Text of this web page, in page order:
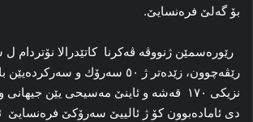
بۆ گەلێ فرەنسایێ.
رێوره‌سمێن ژنووڤە ڤەکرنا کاتێدرالا نۆتردام
رێڤه‌چوون، زێده‌تر ژ ٥٠ سه‌رۆك و
دی ئامادەبوون کۆ ژ ئالییێ سه‌رۆكێ فره‌نسایێ